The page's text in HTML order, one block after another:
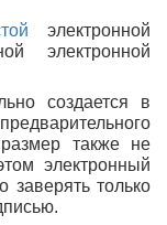
электронной
электронной
создается в
также не
электронный
заверять только